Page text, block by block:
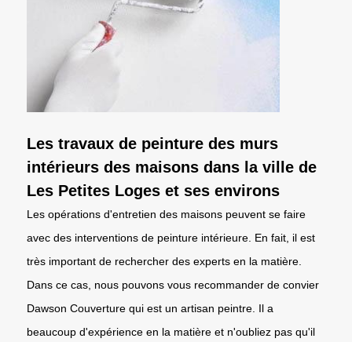
Les travaux de peinture des murs
intérieurs des maisons dans la ville de
Les Petites Loges et ses environs
Les opérations d'entretien des maisons peuvent se faire
avec des interventions de peinture intérieure. En fait, il est
très important de rechercher des experts en la matière.
Dans ce cas, nous pouvons vous recommander de convier
Dawson Couverture qui est un artisan peintre. Il a
beaucoup d'expérience en la matière et n'oubliez pas qu'il